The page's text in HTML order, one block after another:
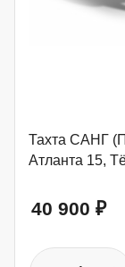
Тахта САНГ
Атланта 15,
40 900 ₽